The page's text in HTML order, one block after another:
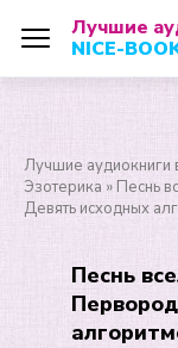
Лучшие
NICE-
Лучшие аудиокниги
Эзотерика » Песнь
Девять исходных
Песнь